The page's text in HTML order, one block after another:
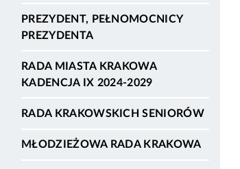
PREZYDENT, PEŁNOMOCNICY
PREZYDENTA
RADA MIASTA KRAKOWA
KADENCJA IX 2024-2029
RADA KRAKOWSKICH SENIORÓW
MŁODZIEŻOWA RADA KRAKOWA